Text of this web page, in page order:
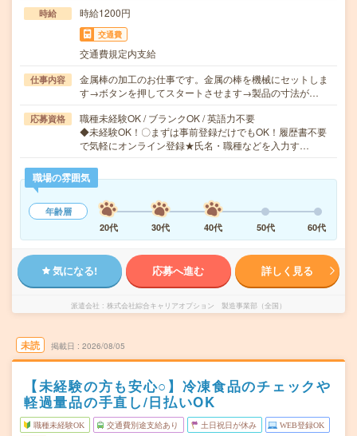
時給 時給1200円
交通費
交通費規定内支給
仕事内容
金属棒の加工のお仕事です。金属の棒を機械にセットしま
す→ボタンを押してスタートさせます→製品の寸法が…
応募資格
職種未経験OK / ブランクOK / 英語力不要
◆未経験OK！〇まずは事前登録だけでもOK！履歴書不要
で気軽にオンライン登録★氏名・職種などを入力す…
職場の雰囲気
年齢層
20代
30代 40代 50代 60代
気になる! 応募へ進む 詳しく見る
派遣会社 株式会社綜合キャリアオプション 製造事業部（全国）
未読 掲載日 2026/08/05
【未経験の方も安心○】冷凍食品のチェックや
軽過量品の手直し/日払いOK
職種未経験OK 交通費別途支給あり 土日祝日が休み WEB登録OK